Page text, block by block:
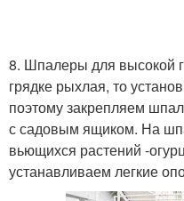
8. Шпалеры для высокой
грядке рыхлая, то
поэтому закрепляем
с садовым ящиком. На
вьющихся растений -
устанавливаем легкие